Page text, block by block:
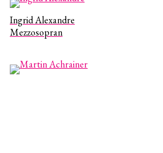
Ingrid Alexandre
Mezzosopran